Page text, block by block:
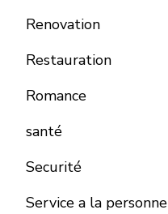
Renovation
Restauration
Romance
santé
Securité
Service a la personne